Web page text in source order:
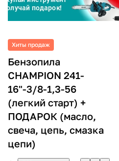
Хиты продаж
Бензопила
CHAMPION 241-
16"-3/8-1,3-56
(легкий старт) +
ПОДАРОК (масло,
свеча, цепь, смазка
цепи)
без переплат
График платежей
Сегодня
Добавляйте товары